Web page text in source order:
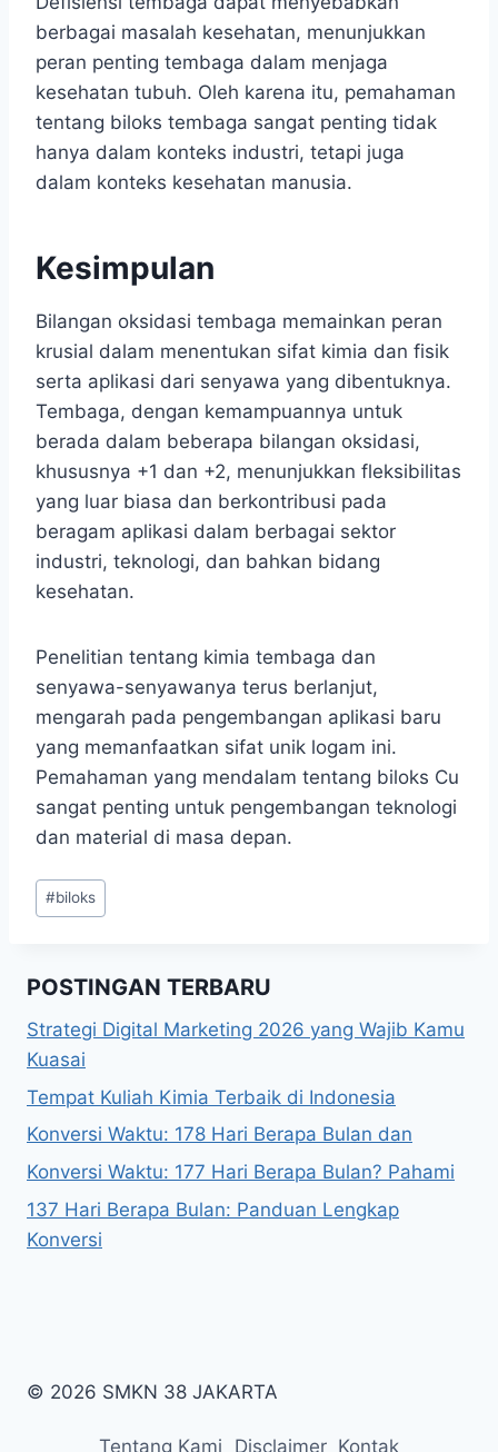
berbagai masalah kesehatan, menunjukkan
peran penting tembaga dalam menjaga
kesehatan tubuh. Oleh karena itu, pemahaman
tentang biloks tembaga sangat penting tidak
hanya dalam konteks industri, tetapi juga
dalam konteks kesehatan manusia.
Kesimpulan
Bilangan oksidasi tembaga memainkan peran
krusial dalam menentukan sifat kimia dan fisik
serta aplikasi dari senyawa yang dibentuknya.
Tembaga, dengan kemampuannya untuk
berada dalam beberapa bilangan oksidasi,
khususnya +1 dan +2, menunjukkan fleksibilitas
yang luar biasa dan berkontribusi pada
beragam aplikasi dalam berbagai sektor
industri, teknologi, dan bahkan bidang
kesehatan.
Penelitian tentang kimia tembaga dan
senyawa-senyawanya terus berlanjut,
mengarah pada pengembangan aplikasi baru
yang memanfaatkan sifat unik logam ini.
Pemahaman yang mendalam tentang biloks Cu
sangat penting untuk pengembangan teknologi
dan material di masa depan.
Post
Tags:
#biloks
POSTINGAN TERBARU
Strategi Digital Marketing 2026 yang Wajib Kamu
Kuasai
Tempat Kuliah Kimia Terbaik di Indonesia
Konversi Waktu: 178 Hari Berapa Bulan dan
Konversi Waktu: 177 Hari Berapa Bulan? Pahami
137 Hari Berapa Bulan: Panduan Lengkap
Konversi
© 2026 SMKN 38 JAKARTA
Tentang Kami Disclaimer Kontak